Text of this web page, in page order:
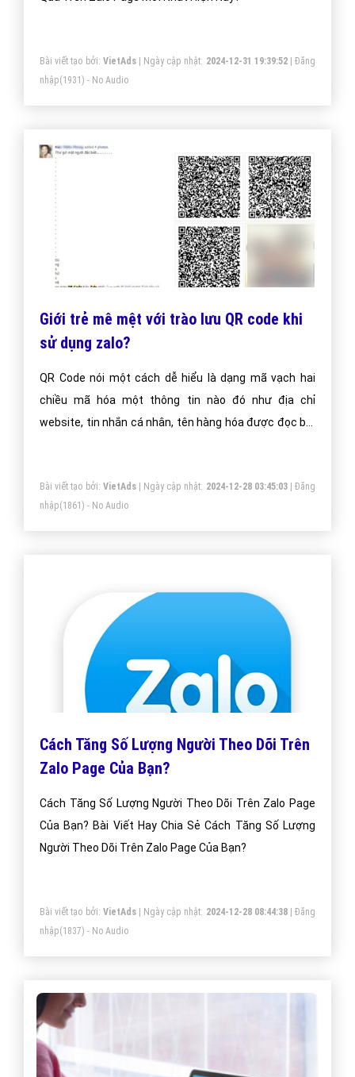
Bài viết tạo bởi: VietAds| Ngày cập nhật: 2024-12-31 19:39:52|Đăng
nhập(1931) - No Audio
Giới trẻ mê mệt với trào lưu QR code khi
sử dụng zalo?
QR Code nói một cách dễ hiểu là dạng mã vạch hai
chiều mã hóa một thông tin nào đó như địa chỉ
website, tin nhắn cá nhân, tên hàng hóa được đọc bởi
Bài viết tạo bởi: VietAds| Ngày cập nhật: 2024-12-28 03:45:03|Đăng
nhập(1861) - No Audio
Cách Tăng Số Lượng Người Theo Dõi Trên
Zalo Page Của Bạn?
Cách Tăng Số Lượng Người Theo Dõi Trên Zalo Page
Của Bạn? Bài Viết Hay Chia Sẻ Cách Tăng Số Lượng
Người Theo Dõi Trên Zalo Page Của Bạn?
Bài viết tạo bởi: VietAds| Ngày cập nhật: 2024-12-28 08:44:38|Đăng
nhập(1837) - No Audio